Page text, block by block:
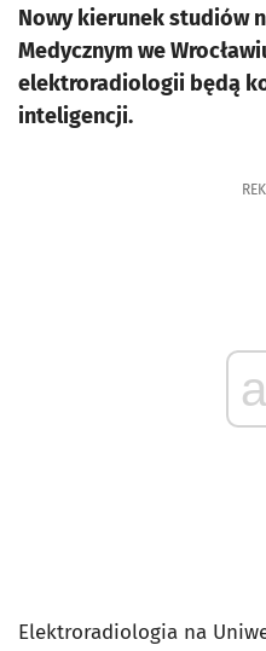
Nowy kierunek studiów
Medycznym we
elektroradiologii będą
inteligencji.
Elektroradiologia na